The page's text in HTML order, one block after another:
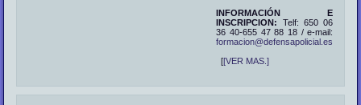
INFORMACIÓN E
INSCRIPCION: Telf: 650 06
36 40-655 47 88 18 / e-mail:
formacion@defensapolicial.es
[[VER MAS.]